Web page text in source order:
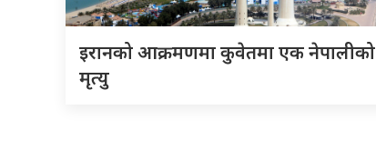
इरानको आक्रमणमा कुवेतमा एक नेपालीको
मृत्यु